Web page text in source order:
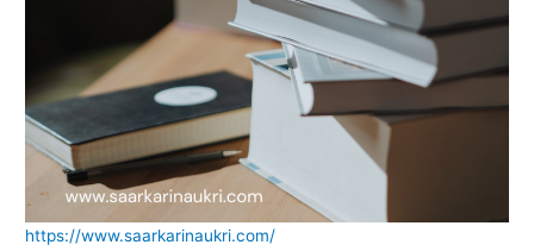
https://www.saarkarinaukri.com/